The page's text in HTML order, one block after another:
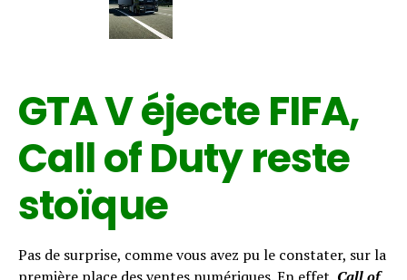
GTA V éjecte FIFA,
Call of Duty reste
stoïque
Pas de surprise, comme vous avez pu le constater, sur la